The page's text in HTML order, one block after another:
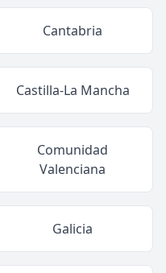
Cantabria
Castilla-La Mancha
Comunidad
Valenciana
Galicia